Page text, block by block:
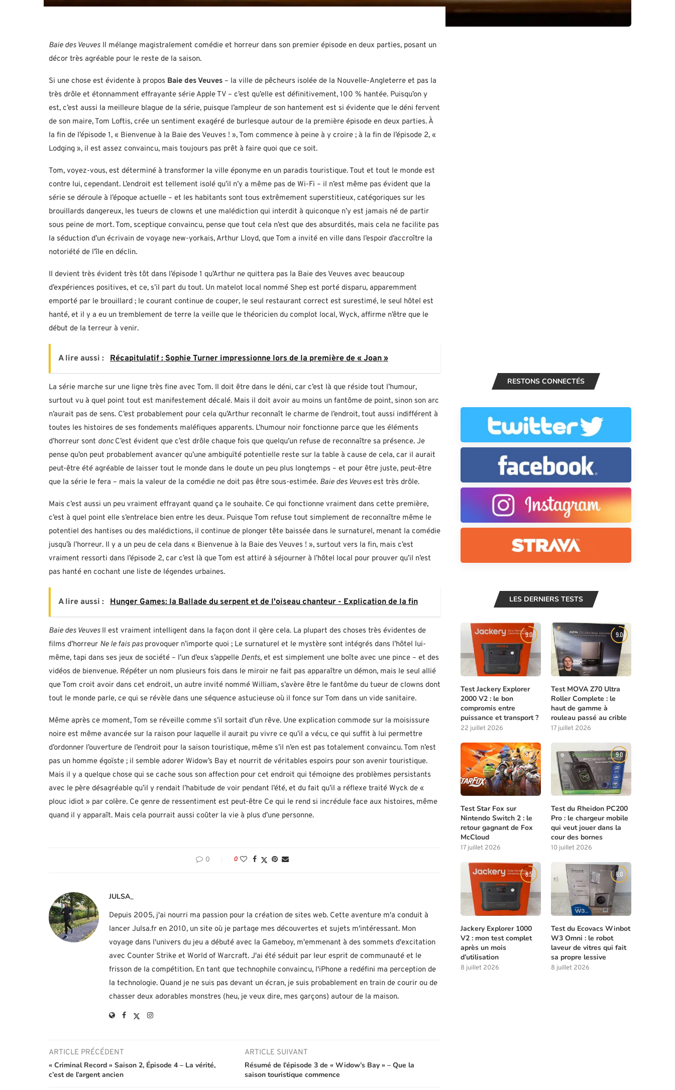
Baie des Veuves Il mélange magistralement comédie et horreur dans son premier épisode en deux parties, posant un
décor très agréable pour le reste de la saison.
Si une chose est évidente à propos Baie des Veuves – la ville de pêcheurs isolée de la Nouvelle-Angleterre et pas la
très drôle et étonnamment effrayante série Apple TV – c’est qu’elle est définitivement, 100 % hantée. Puisqu’on y
est, c’est aussi la meilleure blague de la série, puisque l’ampleur de son hantement est si évidente que le déni fervent
de son maire, Tom Loftis, crée un sentiment exagéré de burlesque autour de la première épisode en deux parties. À
la fin de l’épisode 1, « Bienvenue à la Baie des Veuves ! », Tom commence à peine à y croire ; à la fin de l’épisode 2, «
Lodging », il est assez convaincu, mais toujours pas prêt à faire quoi que ce soit.
Tom, voyez-vous, est déterminé à transformer la ville éponyme en un paradis touristique. Tout et tout le monde est
contre lui, cependant. L’endroit est tellement isolé qu’il n’y a même pas de Wi-Fi – il n’est même pas évident que la
série se déroule à l’époque actuelle – et les habitants sont tous extrêmement superstitieux, catégoriques sur les
brouillards dangereux, les tueurs de clowns et une malédiction qui interdit à quiconque n’y est jamais né de partir
sous peine de mort. Tom, sceptique convaincu, pense que tout cela n’est que des absurdités, mais cela ne facilite pas
la séduction d’un écrivain de voyage new-yorkais, Arthur Lloyd, que Tom a invité en ville dans l’espoir d’accroître la
notoriété de l’île en déclin.
Il devient très évident très tôt dans l’épisode 1 qu’Arthur ne quittera pas la Baie des Veuves avec beaucoup
d’expériences positives, et ce, s’il part du tout. Un matelot local nommé Shep est porté disparu, apparemment
emporté par le brouillard ; le courant continue de couper, le seul restaurant correct est surestimé, le seul hôtel est
hanté, et il y a eu un tremblement de terre la veille que le théoricien du complot local, Wyck, affirme n’être que le
début de la terreur à venir.
A lire aussi : Récapitulatif : Sophie Turner impressionne lors de la première de « Joan »
La série marche sur une ligne très fine avec Tom. Il doit être dans le déni, car c’est là que réside tout l’humour,
surtout vu à quel point tout est manifestement décalé. Mais il doit avoir au moins un fantôme de point, sinon son arc
n’aurait pas de sens. C’est probablement pour cela qu’Arthur reconnaît le charme de l’endroit, tout aussi indifférent à
toutes les histoires de ses fondements maléfiques apparents. L’humour noir fonctionne parce que les éléments
d’horreur sont doncC’est évident que c’est drôle chaque fois que quelqu’un refuse de reconnaître sa présence. Je
pense qu’on peut probablement avancer qu’une ambiguïté potentielle reste sur la table à cause de cela, car il aurait
peut-être été agréable de laisser tout le monde dans le doute un peu plus longtemps – et pour être juste, peut-être
que la série le fera – mais la valeur de la comédie ne doit pas être sous-estimée. Baie des Veuvesest très drôle.
Mais c’est aussi un peu vraiment effrayant quand ça le souhaite. Ce qui fonctionne vraiment dans cette première,
c’est à quel point elle s’entrelace bien entre les deux. Puisque Tom refuse tout simplement de reconnaître même le
potentiel des hantises ou des malédictions, il continue de plonger tête baissée dans le surnaturel, menant la comédie
jusqu’à l’horreur. Il y a un peu de cela dans « Bienvenue à la Baie des Veuves ! », surtout vers la fin, mais c’est
vraiment ressorti dans l’épisode 2, car c’est là que Tom est attiré à séjourner à l’hôtel local pour prouver qu’il n’est
pas hanté en cochant une liste de légendes urbaines.
A lire aussi : Hunger Games: la Ballade du serpent et de l'oiseau chanteur - Explication de la fin
Baie des Veuves Il est vraiment intelligent dans la façon dont il gère cela. La plupart des choses très évidentes de
films d’horreur Ne le fais pas provoquer n’importe quoi ; Le surnaturel et le mystère sont intégrés dans l’hôtel lui-
même, tapi dans ses jeux de société – l’un d’eux s’appelle Dents, et est simplement une boîte avec une pince – et des
vidéos de bienvenue. Répéter un nom plusieurs fois dans le miroir ne fait pas apparaître un démon, mais le seul allié
que Tom croit avoir dans cet endroit, un autre invité nommé William, s’avère être le fantôme du tueur de clowns dont
tout le monde parle, ce qui se révèle dans une séquence astucieuse où il fonce sur Tom dans un vide sanitaire.
Même après ce moment, Tom se réveille comme s’il sortait d’un rêve. Une explication commode sur la moisissure
noire est même avancée sur la raison pour laquelle il aurait pu vivre ce qu’il a vécu, ce qui suffit à lui permettre
d’ordonner l’ouverture de l’endroit pour la saison touristique, même s’il n’en est pas totalement convaincu. Tom n’est
pas un homme égoïste ; il semble adorer Widow’s Bay et nourrit de véritables espoirs pour son avenir touristique.
Mais il y a quelque chose qui se cache sous son affection pour cet endroit qui témoigne des problèmes persistants
avec le père désagréable qu’il y rendait l’habitude de voir pendant l’été, et du fait qu’il a réflexe traité Wyck de «
plouc idiot » par colère. Ce genre de ressentiment est peut-être Ce qui le rend si incrédule face aux histoires, même
quand il y apparaît. Mais cela pourrait aussi coûter la vie à plus d’une personne.
0 0
JULSA_
Depuis 2005, j'ai nourri ma passion pour la création de sites web. Cette aventure m'a conduit à
lancer Julsa.fr en 2010, un site où je partage mes découvertes et sujets m'intéressant. Mon
voyage dans l'univers du jeu a débuté avec la Gameboy, m'emmenant à des sommets d'excitation
avec Counter Strike et World of Warcraft. J'ai été séduit par leur esprit de communauté et le
frisson de la compétition. En tant que technophile convaincu, l'iPhone a redéfini ma perception de
la technologie. Quand je ne suis pas devant un écran, je suis probablement en train de courir ou de
chasser deux adorables monstres (heu, je veux dire, mes garçons) autour de la maison.
ARTICLE PRÉCÉDENT
« Criminal Record » Saison 2, Épisode 4 – La vérité,
c’est de l’argent ancien
ARTICLE SUIVANT
Résumé de l’épisode 3 de « Widow’s Bay » – Que la
saison touristique commence
RESTONS CONNECTÉS
LES DERNIERS TESTS
9.0
Test Jackery Explorer
2000 V2 : le bon
compromis entre
puissance et transport ?
22 juillet 2026
9.0
Test MOVA Z70 Ultra
Roller Complete : le
haut de gamme à
rouleau passé au crible
17 juillet 2026
8.0
Test Star Fox sur
Nintendo Switch 2 : le
retour gagnant de Fox
McCloud
17 juillet 2026
9.0
Test du Rheidon PC200
Pro : le chargeur mobile
qui veut jouer dans la
cour des bornes
10 juillet 2026
8.5
Jackery Explorer 1000
V2 : mon test complet
après un mois
d’utilisation
8 juillet 2026
8.0
Test du Ecovacs Winbot
W3 Omni : le robot
laveur de vitres qui fait
sa propre lessive
8 juillet 2026